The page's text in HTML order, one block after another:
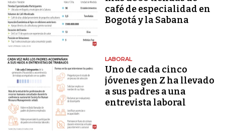
café de especialidad en
Bogotá y la Sabana
LABORAL
Uno de cada cinco
jóvenes gen Z ha llevado
a sus padres a una
entrevista laboral